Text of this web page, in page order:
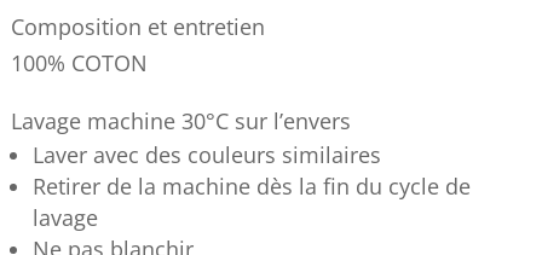
Composition et entretien
100% COTON
Lavage machine 30°C sur l’envers
Laver avec des couleurs similaires
Retirer de la machine dès la fin du cycle de
lavage